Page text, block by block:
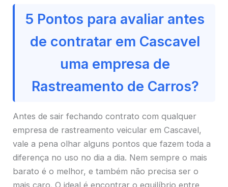
5 Pontos para avaliar antes
de contratar em Cascavel
uma empresa de
Rastreamento de Carros?
Antes de sair fechando contrato com qualquer
empresa de rastreamento veicular em Cascavel,
vale a pena olhar alguns pontos que fazem toda a
diferença no uso no dia a dia. Nem sempre o mais
barato é o melhor, e também não precisa ser o
mais caro. O ideal é encontrar o equilíbrio entre